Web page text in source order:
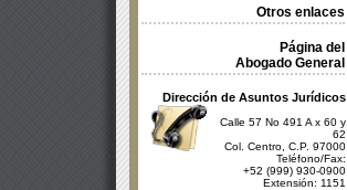
Otros enlaces
Página del
Abogado General
Dirección de Asuntos Jurídicos
Calle 57 No 491 A x 60 y
62
Col. Centro, C.P. 97000
Teléfono/Fax:
+52 (999) 930-0900
Extensión: 1151